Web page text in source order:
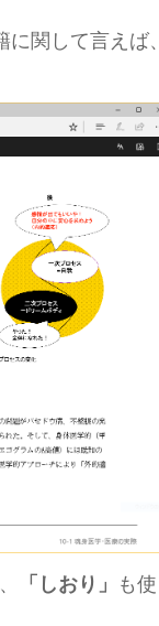
関して言えば、
「しおり」
も使